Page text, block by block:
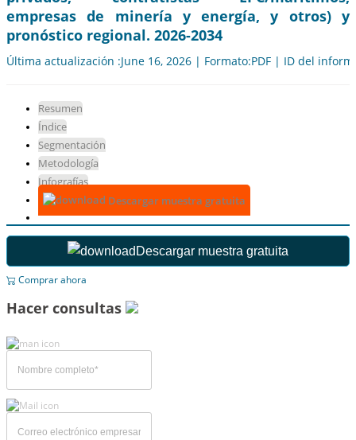
empresas de minería y energía, y otros) y
pronóstico regional. 2026-2034
Última actualización :June 16, 2026 | Formato:PDF | ID del
Resumen
Índice
Segmentación
Metodología
Infografías
Descargar muestra gratuita
Descargar muestra gratuita
Comprar ahora
Hacer consultas